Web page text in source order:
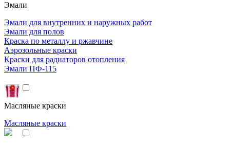
Эмали
Эмали для внутренних и наружных работ
Эмали для полов
Краска по металлу и ржавчине
Аэрозольные краски
Краски для радиаторов отопления
Эмали ПФ-115
Масляные краски
Масляные краски